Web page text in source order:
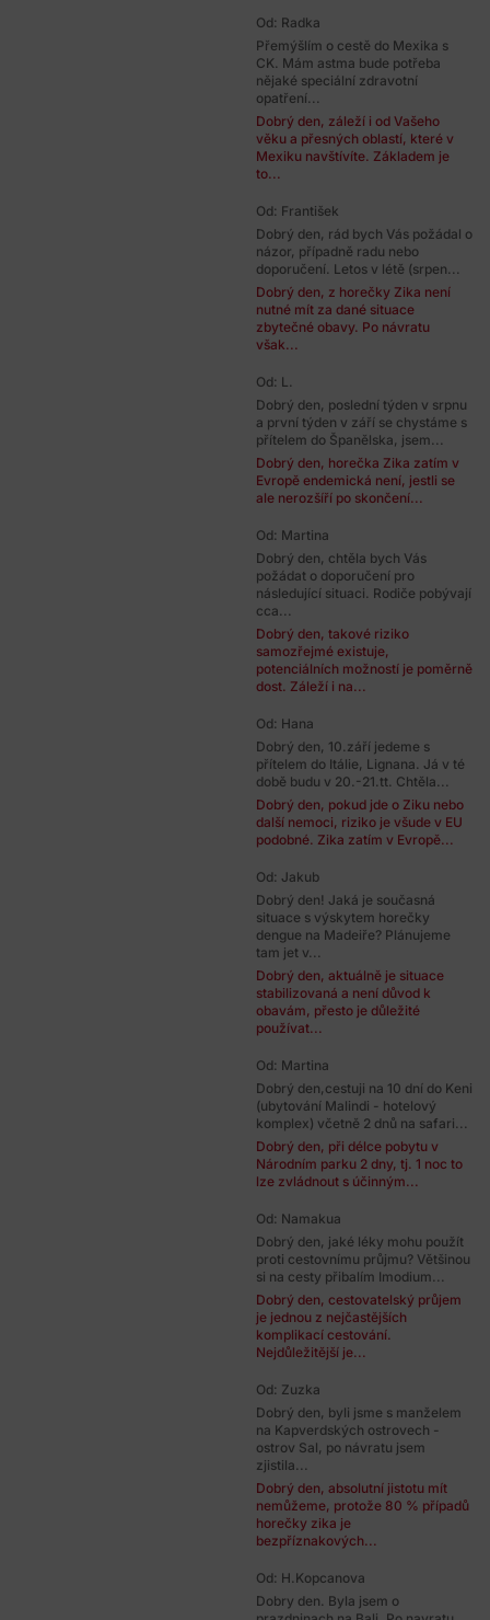
Od: Radka
Přemýšlím o cestě do Mexika s
CK. Mám astma bude potřeba
nějaké speciální zdravotní
opatření...
Dobrý den, záleží i od Vašeho
věku a přesných oblastí, které v
Mexiku navštívíte. Základem je
to...
Od: František
Dobrý den, rád bych Vás požádal o
názor, případně radu nebo
doporučení. Letos v létě (srpen...
Dobrý den, z horečky Zika není
nutné mít za dané situace
zbytečné obavy. Po návratu
však...
Od: L.
Dobrý den, poslední týden v srpnu
a první týden v září se chystáme s
přítelem do Španělska, jsem...
Dobrý den, horečka Zika zatím v
Evropě endemická není, jestli se
ale nerozšíří po skončení...
Od: Martina
Dobrý den, chtěla bych Vás
požádat o doporučení pro
následující situaci. Rodiče pobývají
cca...
Dobrý den, takové riziko
samozřejmé existuje,
potenciálních možností je poměrně
dost. Záleží i na...
Od: Hana
Dobrý den, 10.září jedeme s
přítelem do Itálie, Lignana. Já v té
době budu v 20.-21.tt. Chtěla...
Dobrý den, pokud jde o Ziku nebo
další nemoci, riziko je všude v EU
podobné. Zika zatím v Evropě...
Od: Jakub
Dobrý den! Jaká je současná
situace s výskytem horečky
dengue na Madeiře? Plánujeme
tam jet v...
Dobrý den, aktuálně je situace
stabilizovaná a není důvod k
obavám, přesto je důležité
používat...
Od: Martina
Dobrý den,cestuji na 10 dní do Keni
(ubytování Malindi - hotelový
komplex) včetně 2 dnů na safari...
Dobrý den, při délce pobytu v
Národním parku 2 dny, tj. 1 noc to
lze zvládnout s účinným...
Od: Namakua
Dobrý den, jaké léky mohu použít
proti cestovnímu průjmu? Většinou
si na cesty přibalím Imodium...
Dobrý den, cestovatelský průjem
je jednou z nejčastějších
komplikací cestování.
Nejdůležitější je...
Od: Zuzka
Dobrý den, byli jsme s manželem
na Kapverdských ostrovech -
ostrov Sal, po návratu jsem
zjistila...
Dobrý den, absolutní jistotu mít
nemůžeme, protože 80 % případů
horečky zika je
bezpříznakových...
Od: H.Kopcanova
Dobry den. Byla jsem o